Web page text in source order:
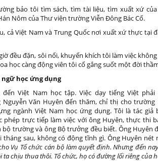
bảo tôi tìm sách, tìm tài liệu, tìm xuất xứ
Nôm của Thư viện trường Viễn Đông Bác Cổ.
cả Việt Nam và Trung Quốc nơi xuất xứ thực tại
đều đặn, sôi nổi, khuyến khích tôi làm việc
học càng động viên tôi cố gắng suốt một đời
học ứng dụng
Việt Nam học tập. Việc dạy tiếng Việt
Nguyễn Văn Huyên đến thăm, chỉ thị cho
ngành Việt Nam học ứng dụng. Tôi là tác
phép trực tiếp làm việc với ông Huyên, thực thi
bộ trường và ông Bộ trưởng đều biết. Ông Huyên
tháng sau, không có động tĩnh gì. Ông Huyên
Vụ Tổ chức cán bộ làm quyết định. Nhưng đến
ta chịu thua thôi. Tổ chức, họ có đường lối riêng của